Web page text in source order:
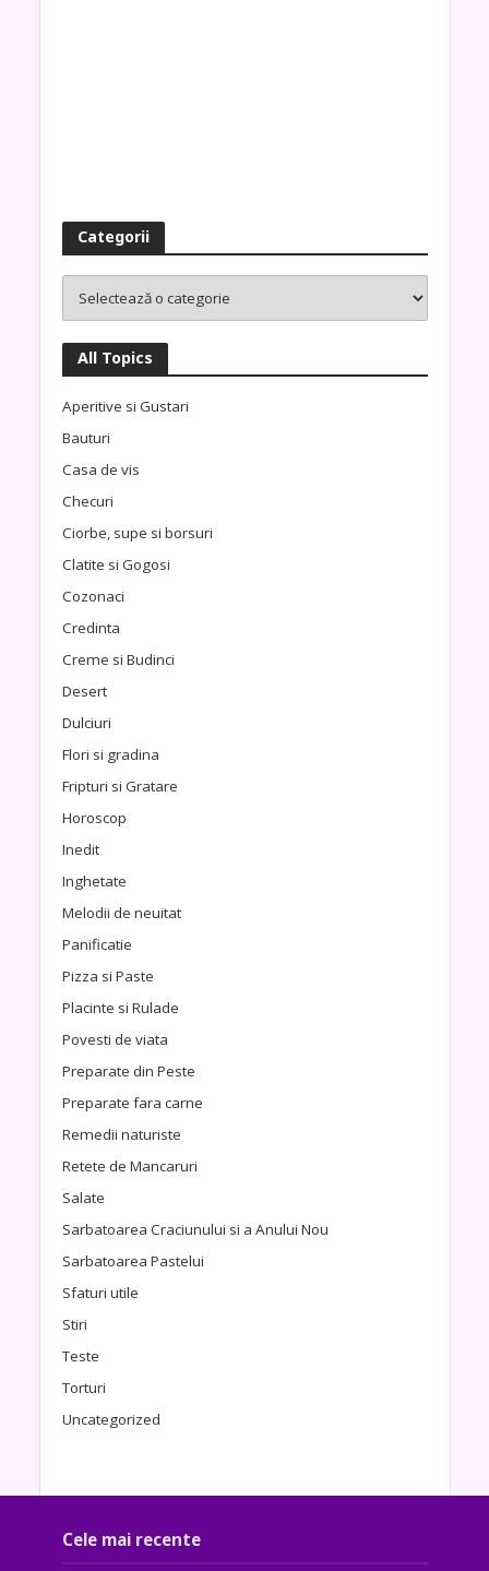
Categorii
All Topics
Aperitive si Gustari
Bauturi
Casa de vis
Checuri
Ciorbe, supe si borsuri
Clatite si Gogosi
Cozonaci
Credinta
Creme si Budinci
Desert
Dulciuri
Flori si gradina
Fripturi si Gratare
Horoscop
Inedit
Inghetate
Melodii de neuitat
Panificatie
Pizza si Paste
Placinte si Rulade
Povesti de viata
Preparate din Peste
Preparate fara carne
Remedii naturiste
Retete de Mancaruri
Salate
Sarbatoarea Craciunului si a Anului Nou
Sarbatoarea Pastelui
Sfaturi utile
Stiri
Teste
Torturi
Uncategorized
Cele mai recente